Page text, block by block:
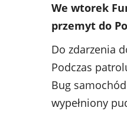
We wtorek
przemyt do
Do zdarzenia
Podczas
Bug
wypełniony